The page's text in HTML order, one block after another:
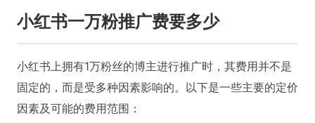
小红书一万粉推广费要多少
小红书上拥有1万粉丝的博主进行推广时，其费用并不是
固定的，而是受多种因素影响的。以下是一些主要的定价
因素及可能的费用范围：